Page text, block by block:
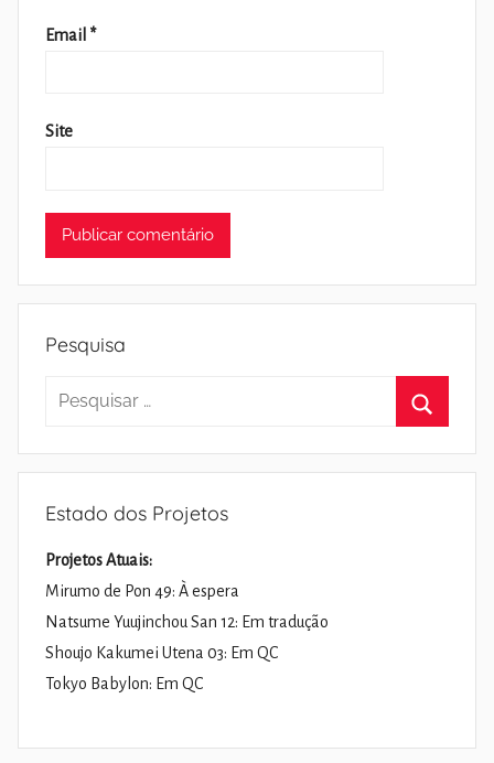
Email *
Site
Pesquisa
Pesquisar
Estado dos Projetos
Projetos Atuais:
Mirumo de Pon 49: À espera
Natsume Yuujinchou San 12: Em tradução
Shoujo Kakumei Utena 03: Em QC
Tokyo Babylon: Em QC